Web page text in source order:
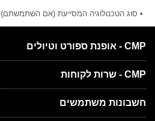
• סוג הטכנולוגיה המסייעת (אם השתמשתם)
CMP - אופנת ספורט וטיולים
CMP - שרות לקוחות
חשבונות משתמשים